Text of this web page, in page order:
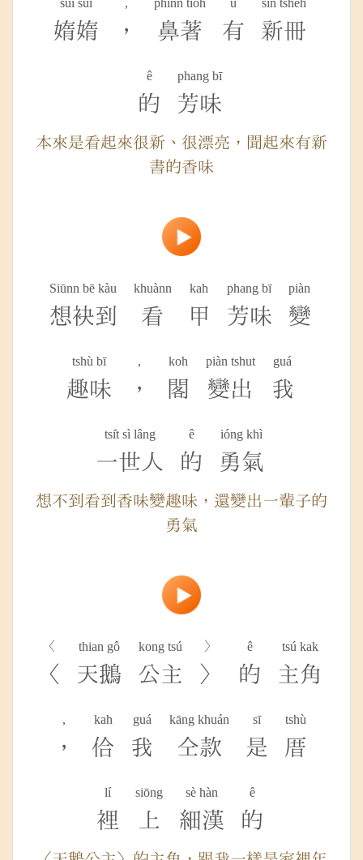
suí suí
媠媠
,
，
phīnn tio̍h
鼻著
ū
有
sin tsheh
新冊
ê
的
phang bī
芳味
本來是看起來很新、很漂亮，聞起來有新
書的香味
Siūnn bē kàu
想袂到
khuànn
看
kah
甲
phang bī
芳味
piàn
變
tshù bī
趣味
,
，
koh
閣
piàn tshut
變出
guá
我
tsi̍t sì lâng
一世人
ê
的
ióng khì
勇氣
想不到看到香味變趣味，還變出一輩子的
勇氣
〈
〈
thian gô
天鵝
kong tsú
公主
〉
〉
ê
的
tsú kak
主角
,
，
kah
佮
guá
我
kāng khuán
仝款
sī
是
tshù
厝
lí
裡
siōng
上
sè hàn
細漢
ê
的